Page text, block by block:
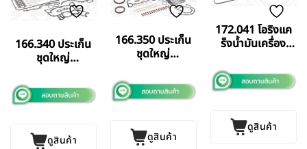
166.340 ประเก็น
ชุดใหญ่
541 6 สูบ
ดูสินค้า
166.350 ประเก็น
ชุดใหญ่
OM502LA
ดูสินค้า
172.041 โอริงแค
ร็งน้ำมันเครื่อง
GERMANY แท้
ดูสินค้า